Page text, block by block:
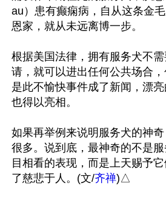
au）患有癫痫病，自从这条金
恩家，就从未远离博一步。
根据美国法律，拥有服务犬不
请，就可以进出任何公共场合
是此不愉快事件成了新闻，漂
也得以亮相。
如果再举例来说明服务犬的神
很多。说到底，最神奇的不是
目相看的表现，而是上天赐予
了慈悲于人。(文/齐禅)△